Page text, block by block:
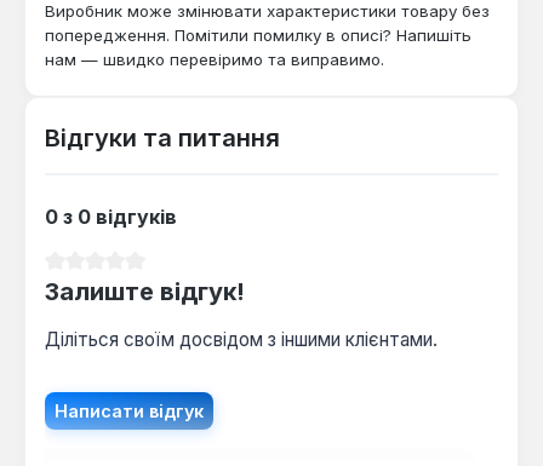
домогосподарств, де потрібне надійне та
ефективне перекачування води. Її конструкція з
економічну та тривалу експлуатацію в різних
Виробник може змінювати характеристики товару без
попередження. Помітили помилку в описі? Напишіть
нам — швидко перевіримо та виправимо.
Відгуки та питання
0 з 0 відгуків
Залиште відгук!
Діліться своїм досвідом з іншими клієнтами.
Написати відгук